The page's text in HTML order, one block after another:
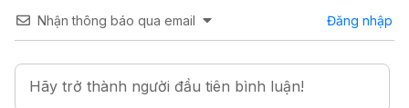
Nhận thông báo qua email Đăng nhập